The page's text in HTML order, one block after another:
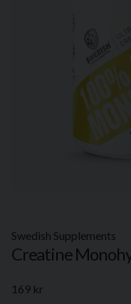
Swedish Supplements
Creatine
169 kr